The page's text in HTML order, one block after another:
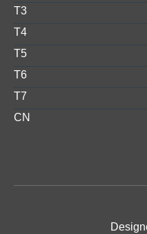
T3
T4
T5
T6
T7
CN